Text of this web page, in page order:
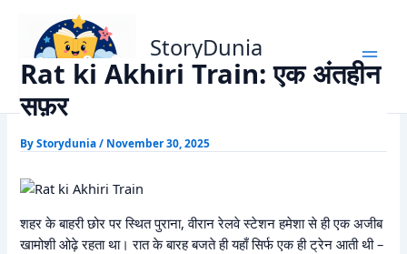
content
StoryDunia
Kids Stories
Home Horror Story
Rat ki Akhiri Train: एक अंतहीन
सफ़र
ByStorydunia/ November 30, 2025
शहर के बाहरी छोर पर स्थित पुराना, वीरान रेलवे स्टेशन हमेशा से ही एक अजीब
खामोशी ओढ़े रहता था। रात के बारह बजते ही यहाँ सिर्फ एक ही ट्रेन आती थी –